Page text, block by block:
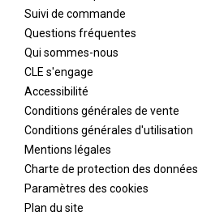
Suivi de commande
Questions fréquentes
Qui sommes-nous
CLE s'engage
Accessibilité
Conditions générales de vente
Conditions générales d'utilisation
Mentions légales
Charte de protection des données
Paramètres des cookies
Plan du site